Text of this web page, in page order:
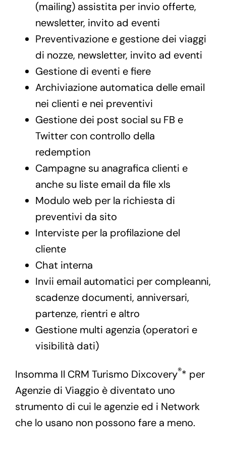
(mailing) assistita per invio offerte,
newsletter, invito ad eventi
Preventivazione e gestione dei viaggi
di nozze, newsletter, invito ad eventi
Gestione di eventi e fiere
Archiviazione automatica delle email
nei clienti e nei preventivi
Gestione dei post social su FB e
Twitter con controllo della
redemption
Campagne su anagrafica clienti e
anche su liste email da file xls
Modulo web per la richiesta di
preventivi da sito
Interviste per la profilazione del
cliente
Chat interna
Invii email automatici per compleanni,
scadenze documenti, anniversari,
partenze, rientri e altro
Gestione multi agenzia (operatori e
visibilità dati)
Insomma Il CRM Turismo Dixcovery®* per
Agenzie di Viaggio è diventato uno
strumento di cui le agenzie ed i Network
che lo usano non possono fare a meno.